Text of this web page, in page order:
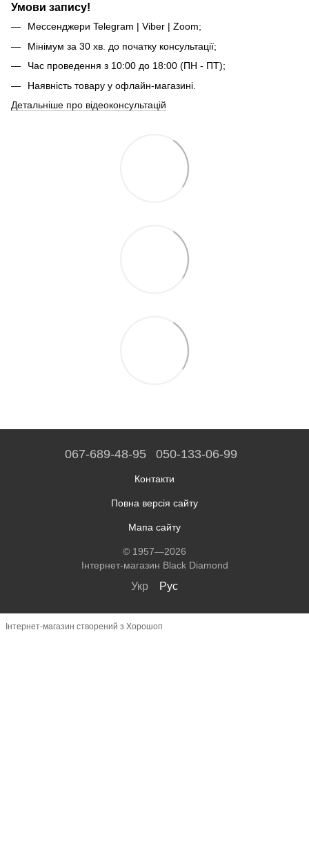
Умови запису!
Мессенджери Telegram | Viber | Zoom;
Мінімум за 30 хв. до початку консультації;
Час проведення з 10:00 до 18:00 (ПН - ПТ);
Наявність товару у офлайн-магазині.
Детальніше про відеоконсультацій
067-689-48-95 050-133-06-99
Контакти
Повна версія сайту
Мапа сайту
© 1957—2026
Інтернет-магазин Black Diamond
Укр Рус
Інтернет-магазин створений з Хорошоп